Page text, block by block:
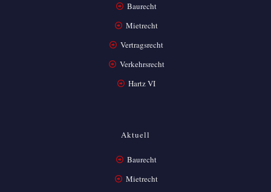
Baurecht
Mietrecht
Vertragsrecht
Verkehrsrecht
Hartz VI
Aktuell
Baurecht
Mietrecht